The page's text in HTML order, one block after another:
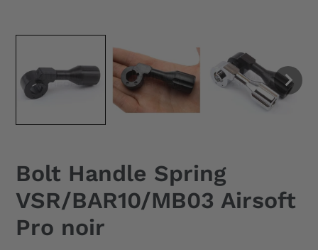
Bolt Handle Spring
VSR/BAR10/MB03 Airsoft
Pro noir